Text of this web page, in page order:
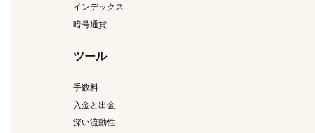
インデックス
暗号通貨
ツール
手数料
入金と出金
深い流動性